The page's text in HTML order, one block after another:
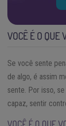
VOCÊ É O QUE
Se você sente
de algo, é assim
sente. Por isso,
capaz, sentir